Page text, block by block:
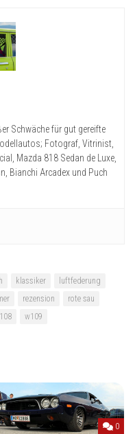
Schwäche für gut gereifte
Fotograf, Vitrinist,
Mazda 818 Sedan de Luxe,
Bianchi Arcadex und Puch
klassiker
luftfederung
rezension
rote sau
w109
0